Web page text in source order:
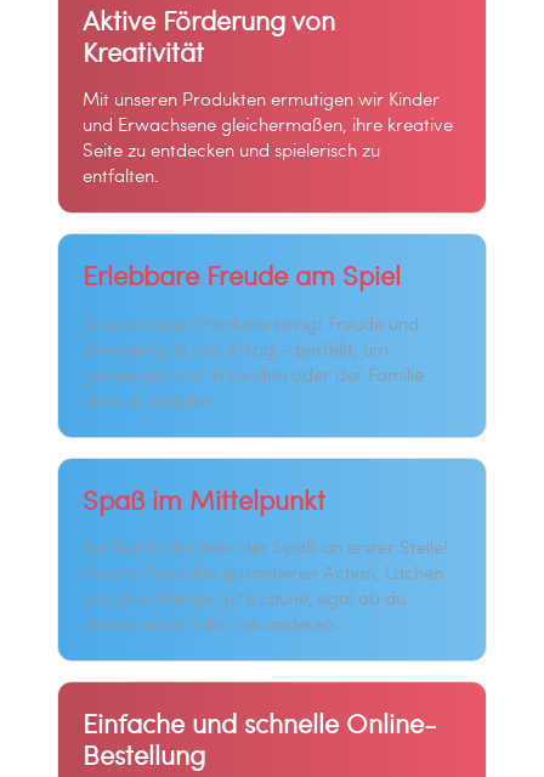
Einfache und schnelle Online-
Bestellung
Aktive Förderung von
Kreativität
Mit unseren Produkten ermutigen wir Kinder
und Erwachsene gleichermaßen, ihre kreative
Seite zu entdecken und spielerisch zu
entfalten.
Erlebbare Freude am Spiel
Jedes unserer Produkte bringt Freude und
Bewegung in den Alltag – perfekt, um
gemeinsam mit Freunden oder der Familie
aktiv zu werden.
Spaß im Mittelpunkt
Bei Ballaballa steht der Spaß an erster Stelle!
Unsere Produkte garantieren Action, Lachen
und jede Menge gute Laune, egal ob du
alleine spielst oder mit anderen.